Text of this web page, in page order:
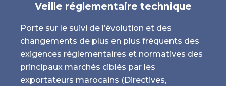
Veille réglementaire technique
Porte sur le suivi de l’évolution et des
changements de plus en plus fréquents des
exigences réglementaires et normatives des
principaux marchés ciblés par les
exportateurs marocains (Directives,